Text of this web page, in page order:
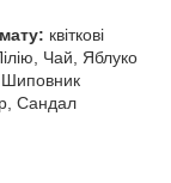
квіткові
Чай, Яблуко
Шиповник
Сандал